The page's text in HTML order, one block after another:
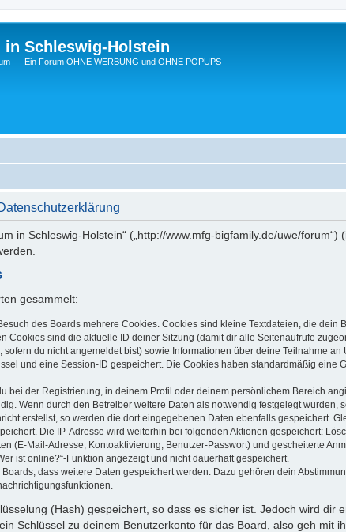
in Schleswig-Holstein
--- Ein Forum OHNE WERBUNG und OHNE POPUPS
in Schleswig-Holstein“ („http://www.mfg-bigfamily.de/uwe/
gesammelt:
des Boards mehrere Cookies. Cookies sind kleine Textdateien, die
Cookies sind die aktuelle ID deiner Sitzung (damit dir alle Seitenaufrufe
du nicht angemeldet bist) sowie Informationen über deine Teilnahme
und eine Session-ID gespeichert. Die Cookies haben standardmäßig eine
bei der Registrierung, in deinem Profil oder deinem persönlichem Bereich
Wenn durch den Betreiber weitere Daten als notwendig festgelegt wurden,
erstellst, so werden die dort eingegebenen Daten ebenfalls gespeichert.
Die IP-Adresse wird weiterhin bei folgenden Aktionen gespeichert:
(E-Mail-Adresse, Kontoaktivierung, Benutzer-Passwort) und gescheiterte
ist online?“-Funktion angezeigt und nicht dauerhaft gespeichert.
dass weitere Daten gespeichert werden. Dazu gehören dein
(Hash) gespeichert, so dass es sicher ist. Jedoch wird dir
Schlüssel zu deinem Benutzerkonto für das Board, also geh mit